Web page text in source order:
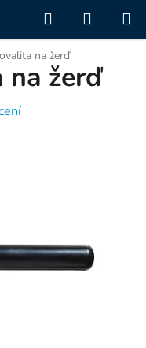
Hledat
KOŠÍK
na žerď
žerď